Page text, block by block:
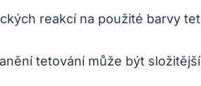
reakcí na použité barvy
tetování může být